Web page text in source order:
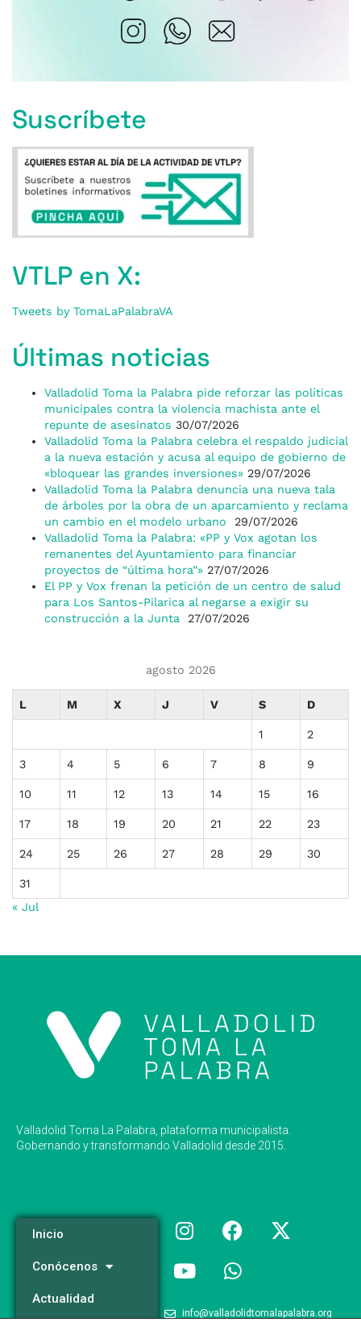
Suscríbete
VTLP en X:
Tweets by TomaLaPalabraVA
Últimas noticias
Valladolid Toma la Palabra pide reforzar las políticas
municipales contra la violencia machista ante el
repunte de asesinatos 30/07/2026
Valladolid Toma la Palabra celebra el respaldo judicial
a la nueva estación y acusa al equipo de gobierno de
«bloquear las grandes inversiones» 29/07/2026
Valladolid Toma la Palabra denuncia una nueva tala
de árboles por la obra de un aparcamiento y reclama
un cambio en el modelo urbano
29/07/2026
Valladolid Toma la Palabra: «PP y Vox agotan los
remanentes del Ayuntamiento para financiar
proyectos de “última hora”» 27/07/2026
El PP y Vox frenan la petición de un centro de salud
para Los Santos-Pilarica al negarse a exigir su
construcción a la Junta
27/07/2026
agosto 2026
L M X J V S D
1 2
3 4 5 6 7 8 9
10 11 12 13 14 15 16
17 18 19 20 21 22 23
24 25 26 27 28 29 30
31
« Jul
Valladolid Toma La Palabra, plataforma municipalista.
Gobernando y transformando Valladolid desde 2015.
Inicio
Conócenos
Actualidad
info@valladolidtomalapalabra.org